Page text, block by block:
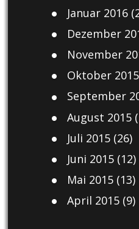
Januar 2016
Dezember
November
Oktober 2015
September
August 2015
Juli 2015(26)
Juni 2015(12)
Mai 2015(13)
April 2015(9)